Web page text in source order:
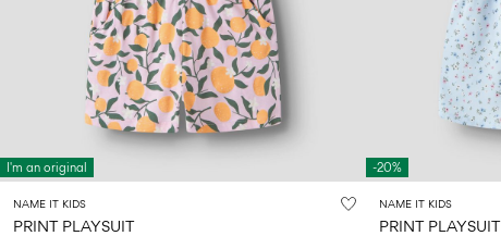
I'm an original
NAME IT KIDS
PRINT PLAYSUIT
-20%
NAME IT KIDS
PRINT PLAYSUIT